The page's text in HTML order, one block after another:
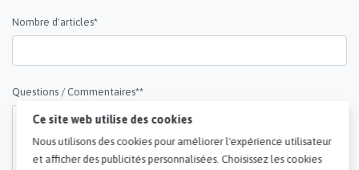
Nombre d'articles*
Questions / Commentaires**
Ce site web utilise des cookies
Nous utilisons des cookies pour améliorer l'expérience utilisateur
et afficher des publicités personnalisées. Choisissez les cookies